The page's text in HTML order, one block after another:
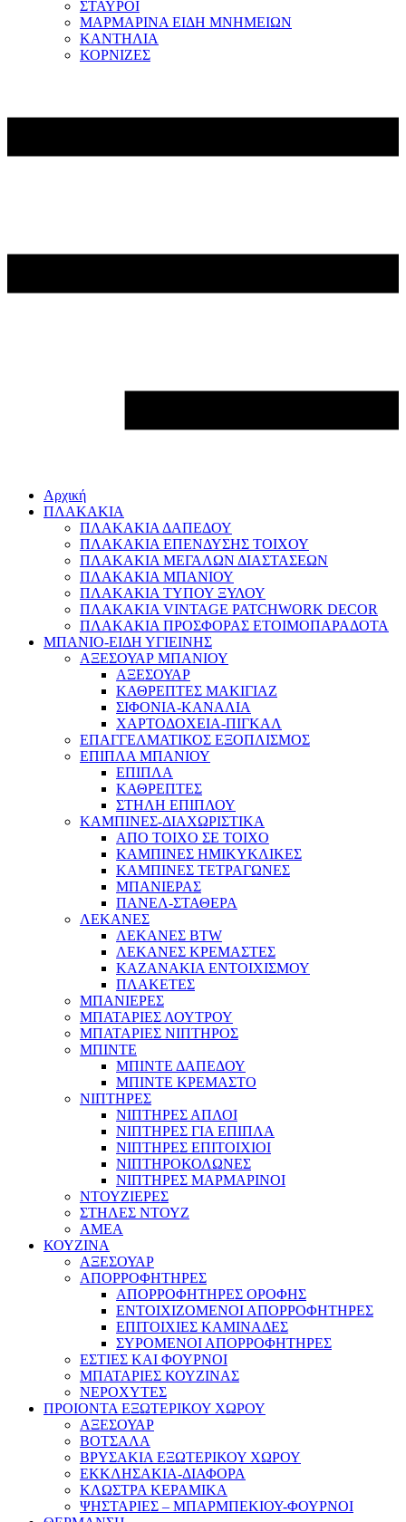
ΣΤΑΥΡΟΙ
ΜΑΡΜΑΡΙΝΑ ΕΙΔΗ ΜΝΗΜΕΙΩΝ
ΚΑΝΤΗΛΙΑ
ΚΟΡΝΙΖΕΣ
Αρχική
ΠΛΑΚΑΚΙΑ
ΠΛΑΚΑΚΙΑ ΔΑΠΕΔΟΥ
ΠΛΑΚΑΚΙΑ ΕΠΕΝΔΥΣΗΣ ΤΟΙΧΟΥ
ΠΛΑΚΑΚΙΑ ΜΕΓΑΛΩΝ ΔΙΑΣΤΑΣΕΩΝ
ΠΛΑΚΑΚΙΑ ΜΠΑΝΙΟΥ
ΠΛΑΚΑΚΙΑ ΤΥΠΟΥ ΞΥΛΟΥ
ΠΛΑΚΑΚΙΑ VINTAGE PATCHWORK DECOR
ΠΛΑΚΑΚΙΑ ΠΡΟΣΦΟΡΑΣ ΕΤΟΙΜΟΠΑΡΑΔΟΤΑ
ΜΠΑΝΙΟ-ΕΙΔΗ ΥΓΙΕΙΝΗΣ
ΑΞΕΣΟΥΑΡ ΜΠΑΝΙΟΥ
ΑΞΕΣΟΥΑΡ
ΚΑΘΡΕΠΤΕΣ ΜΑΚΙΓΙΑΖ
ΣΙΦΟΝΙΑ-ΚΑΝΑΛΙΑ
ΧΑΡΤΟΔΟΧΕΙΑ-ΠΙΓΚΑΛ
ΕΠΑΓΓΕΛΜΑΤΙΚΟΣ ΕΞΟΠΛΙΣΜΟΣ
ΕΠΙΠΛΑ ΜΠΑΝΙΟΥ
ΕΠΙΠΛΑ
ΚΑΘΡΕΠΤΕΣ
ΣΤΗΛΗ ΕΠΙΠΛΟΥ
ΚΑΜΠΙΝΕΣ-ΔΙΑΧΩΡΙΣΤΙΚΑ
ΑΠΟ ΤΟΙΧΟ ΣΕ ΤΟΙΧΟ
ΚΑΜΠΙΝΕΣ ΗΜΙΚΥΚΛΙΚΕΣ
ΚΑΜΠΙΝΕΣ ΤΕΤΡΑΓΩΝΕΣ
ΜΠΑΝΙΕΡΑΣ
ΠΑΝΕΛ-ΣΤΑΘΕΡΑ
ΛΕΚΑΝΕΣ
ΛΕΚΑΝΕΣ BTW
ΛΕΚΑΝΕΣ ΚΡΕΜΑΣΤΕΣ
ΚΑΖΑΝΑΚΙΑ ΕΝΤΟΙΧΙΣΜΟΥ
ΠΛΑΚΕΤΕΣ
ΜΠΑΝΙΕΡΕΣ
ΜΠΑΤΑΡΙΕΣ ΛΟΥΤΡΟΥ
ΜΠΑΤΑΡΙΕΣ ΝΙΠΤΗΡΟΣ
ΜΠΙΝΤΕ
ΜΠΙΝΤΕ ΔΑΠΕΔΟΥ
ΜΠΙΝΤΕ ΚΡΕΜΑΣΤΟ
ΝΙΠΤΗΡΕΣ
ΝΙΠΤΗΡΕΣ ΑΠΛΟΙ
ΝΙΠΤΗΡΕΣ ΓΙΑ ΕΠΙΠΛΑ
ΝΙΠΤΗΡΕΣ ΕΠΙΤΟΙΧΙΟΙ
ΝΙΠΤΗΡΟΚΟΛΩΝΕΣ
ΝΙΠΤΗΡΕΣ ΜΑΡΜΑΡΙΝΟΙ
ΝΤΟΥΖΙΕΡΕΣ
ΣΤΗΛΕΣ ΝΤΟΥΖ
ΑΜΕΑ
ΚΟΥΖΙΝΑ
ΑΞΕΣΟΥΑΡ
ΑΠΟΡΡΟΦΗΤΗΡΕΣ
ΑΠΟΡΡΟΦΗΤΗΡΕΣ ΟΡΟΦΗΣ
ΕΝΤΟΙΧΙΖΟΜΕΝΟΙ ΑΠΟΡΡΟΦΗΤΗΡΕΣ
ΕΠΙΤΟΙΧΙΕΣ ΚΑΜΙΝΑΔΕΣ
ΣΥΡΟΜΕΝΟΙ ΑΠΟΡΡΟΦΗΤΗΡΕΣ
ΕΣΤΙΕΣ ΚΑΙ ΦΟΥΡΝΟΙ
ΜΠΑΤΑΡΙΕΣ ΚΟΥΖΙΝΑΣ
ΝΕΡΟΧΥΤΕΣ
ΠΡΟΙΟΝΤΑ ΕΞΩΤΕΡΙΚΟΥ ΧΩΡΟΥ
ΑΞΕΣΟΥΑΡ
ΒΟΤΣΑΛΑ
ΒΡΥΣΑΚΙΑ ΕΞΩΤΕΡΙΚΟΥ ΧΩΡΟΥ
ΕΚΚΛΗΣΑΚΙΑ-ΔΙΑΦΟΡΑ
ΚΛΩΣΤΡΑ ΚΕΡΑΜΙΚΑ
ΨΗΣΤΑΡΙΕΣ – ΜΠΑΡΜΠΕΚΙΟΥ-ΦΟΥΡΝΟΙ